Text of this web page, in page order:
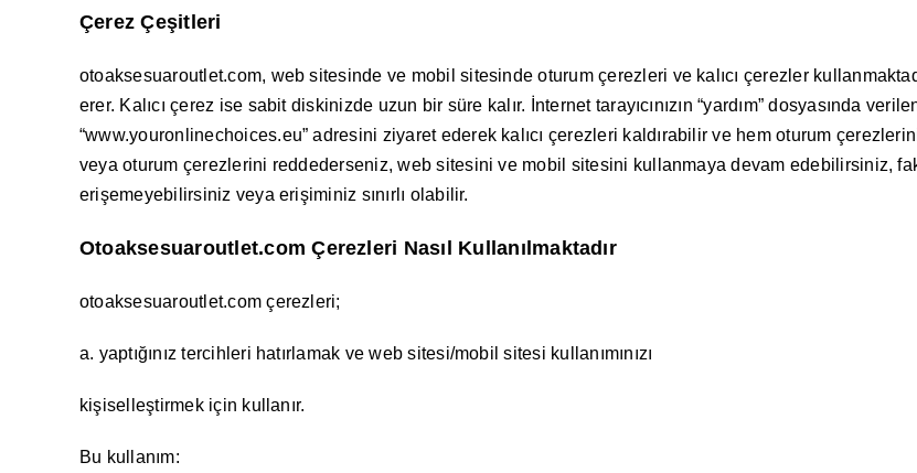
Çerez Çeşitleri
otoaksesuaroutlet.com, web sitesinde ve mobil sitesinde oturum çerezleri ve kalıcı çerezler
erer. Kalıcı çerez ise sabit diskinizde uzun bir süre kalır. İnternet tarayıcınızın “yardım” dosyasında
“www.youronlinechoices.eu” adresini ziyaret ederek kalıcı çerezleri kaldırabilir ve hem oturum
veya oturum çerezlerini reddederseniz, web sitesini ve mobil sitesini kullanmaya devam edebilirsiniz,
erişemeyebilirsiniz veya erişiminiz sınırlı olabilir.
Otoaksesuaroutlet.com Çerezleri Nasıl Kullanılmaktadır
otoaksesuaroutlet.com çerezleri;
a. yaptığınız tercihleri hatırlamak ve web sitesi/mobil sitesi kullanımınızı
kişiselleştirmek için kullanır.
Bu kullanım: